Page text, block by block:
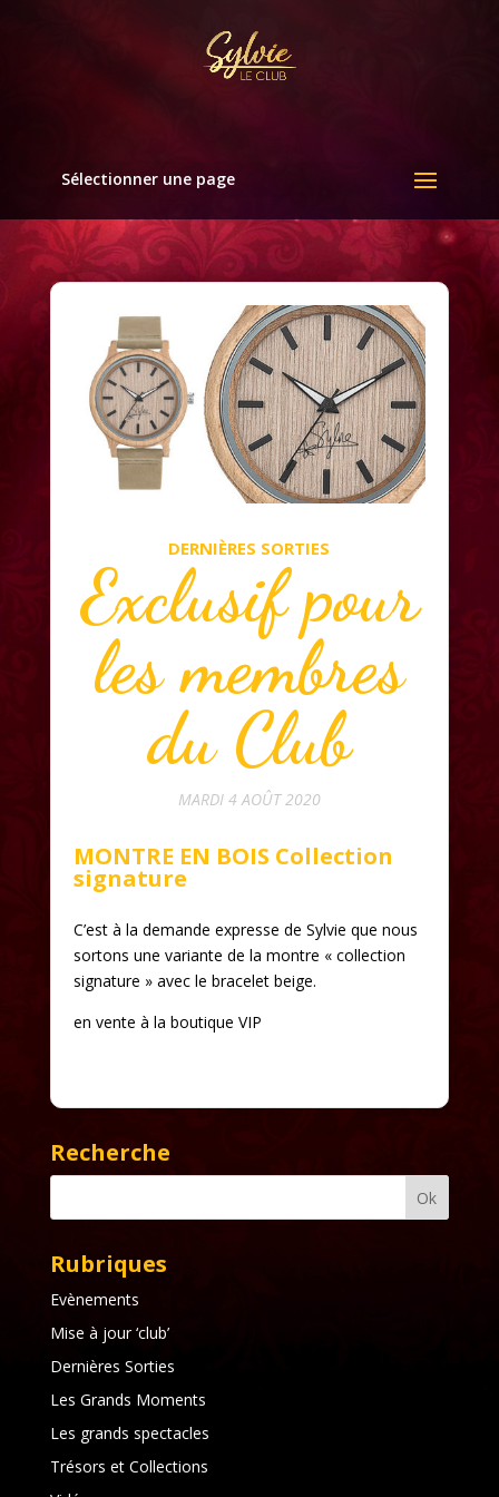
Sélectionner une page
DERNIÈRES SORTIES
Exclusif pour
les membres
du Club
MARDI 4 AOÛT 2020
MONTRE EN BOIS Collection
signature
C’est à la demande expresse de Sylvie que nous
sortons une variante de la montre « collection
signature » avec le bracelet beige.
en vente à la boutique VIP
Recherche
Rubriques
Evènements
Mise à jour ‘club’
Dernières Sorties
Les Grands Moments
Les grands spectacles
Trésors et Collections